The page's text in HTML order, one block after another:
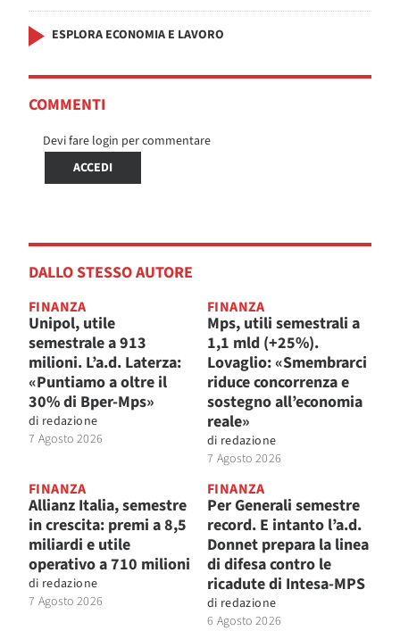
ESPLORA ECONOMIA E LAVORO
COMMENTI
Devi fare login per commentare
ACCEDI
DALLO STESSO AUTORE
FINANZA
Unipol, utile
semestrale a 913
milioni. L’a.d. Laterza:
«Puntiamo a oltre il
30% di Bper-Mps»
di redazione
7 Agosto 2026
FINANZA
Mps, utili semestrali a
1,1 mld (+25%).
Lovaglio: «Smembrarci
riduce concorrenza e
sostegno all’economia
reale»
di redazione
7 Agosto 2026
FINANZA
Allianz Italia, semestre
in crescita: premi a 8,5
miliardi e utile
operativo a 710 milioni
di redazione
7 Agosto 2026
FINANZA
Per Generali semestre
record. E intanto l’a.d.
Donnet prepara la linea
di difesa contro le
ricadute di Intesa-MPS
di redazione
6 Agosto 2026